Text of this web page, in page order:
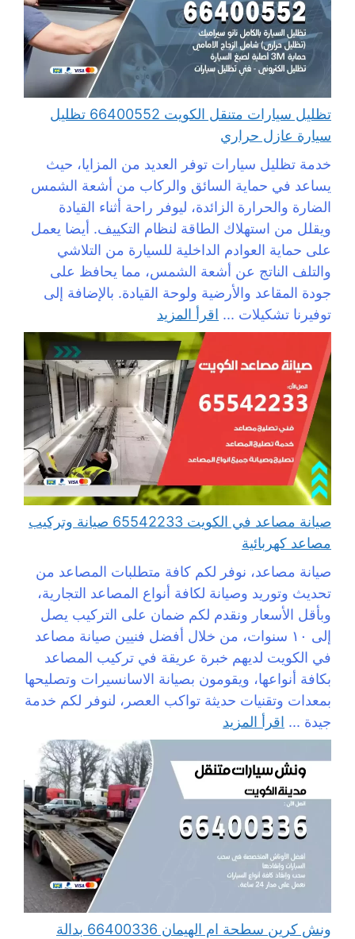
تظليل سيارات متنقل الكويت 66400552 تظليل
سيارة عازل حراري
خدمة تظليل سيارات توفر العديد من المزايا، حيث
يساعد في حماية السائق والركاب من أشعة الشمس
الضارة والحرارة الزائدة، ليوفر راحة أثناء القيادة
ويقلل من استهلاك الطاقة لنظام التكييف. أيضا يعمل
على حماية العوادم الداخلية للسيارة من التلاشي
والتلف الناتج عن أشعة الشمس، مما يحافظ على
جودة المقاعد والأرضية ولوحة القيادة. بالإضافة إلى
توفيرنا تشكيلات ... اقرأ المزيد
صيانة مصاعد في الكويت 65542233 صيانة وتركيب
مصاعد كهربائية
صيانة مصاعد، نوفر لكم كافة متطلبات المصاعد من
تحديث وتوريد وصيانة لكافة أنواع المصاعد التجارية،
وبأقل الأسعار ونقدم لكم ضمان على التركيب يصل
إلى ١٠ سنوات، من خلال أفضل فنيين صيانة مصاعد
في الكويت لديهم خبرة عريقة في تركيب المصاعد
بكافة أنواعها، ويقومون بصيانة الاسانسيرات وتصليحها
بمعدات وتقنيات حديثة تواكب العصر، لنوفر لكم خدمة
جيدة ... اقرأ المزيد
ونش كرين سطحة ام الهيمان 66400336 بدالة